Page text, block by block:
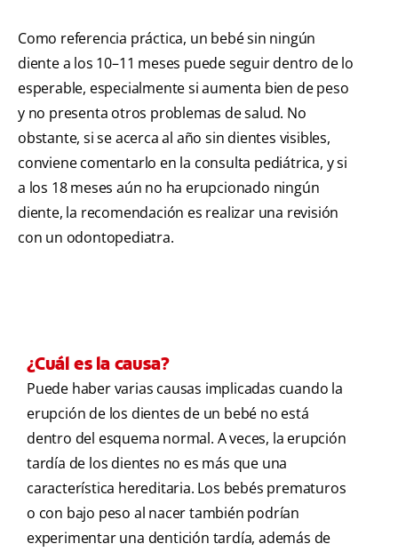
Como referencia práctica, un bebé sin ningún
diente a los 10–11 meses puede seguir dentro de lo
esperable, especialmente si aumenta bien de peso
y no presenta otros problemas de salud. No
obstante, si se acerca al año sin dientes visibles,
conviene comentarlo en la consulta pediátrica, y si
a los 18 meses aún no ha erupcionado ningún
diente, la recomendación es realizar una revisión
con un odontopediatra.
¿Cuál es la causa?
Puede haber varias causas implicadas cuando la
erupción de los dientes de un bebé no está
dentro del esquema normal. A veces, la erupción
tardía de los dientes no es más que una
característica hereditaria. Los bebés prematuros
o con bajo peso al nacer también podrían
experimentar una dentición tardía, además de